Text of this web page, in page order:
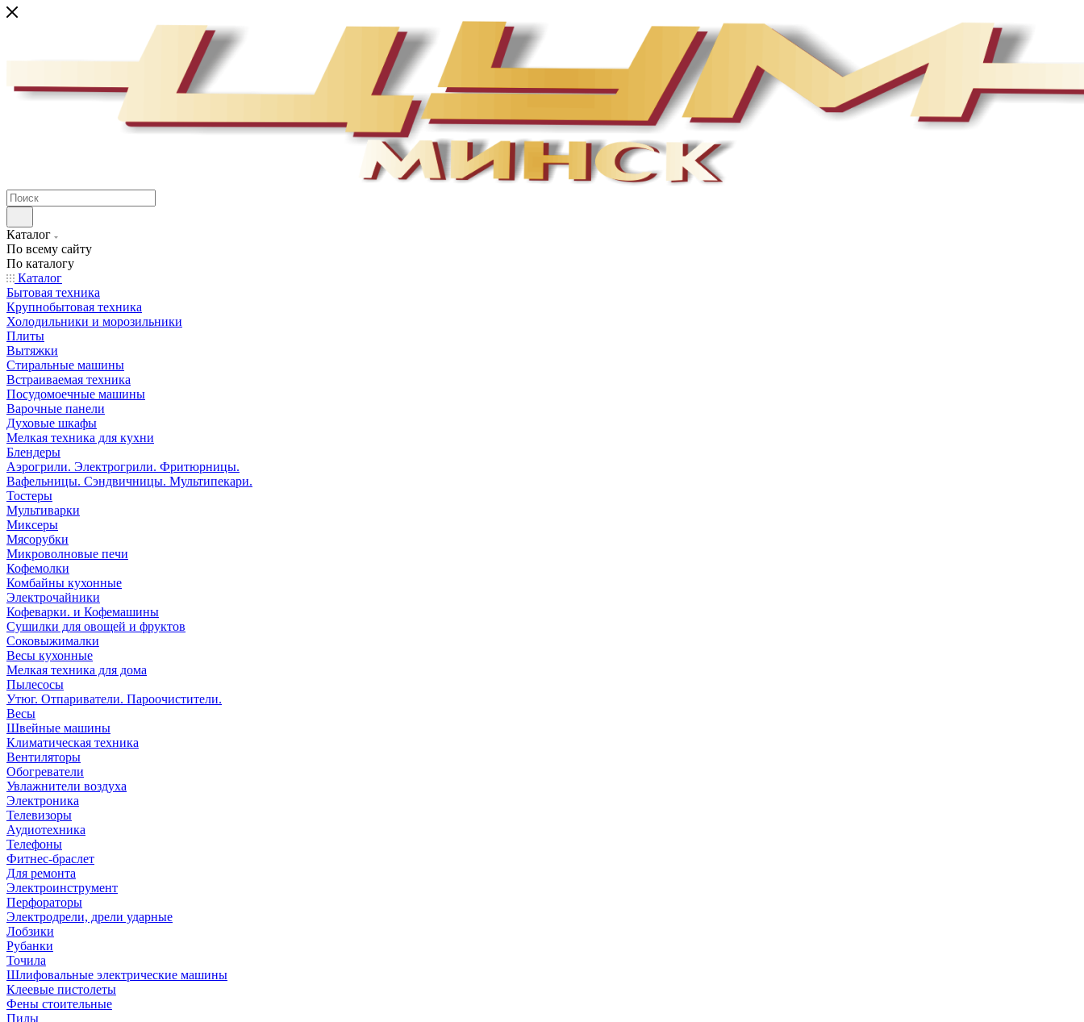
Каталог
По всему сайту
По каталогу
Каталог
Бытовая техника
Крупнобытовая техника
Холодильники и морозильники
Плиты
Вытяжки
Стиральные машины
Встраиваемая техника
Посудомоечные машины
Варочные панели
Духовые шкафы
Мелкая техника для кухни
Блендеры
Аэрогрили. Электрогрили. Фритюрницы.
Вафельницы. Сэндвичницы. Мультипекари.
Тостеры
Мультиварки
Миксеры
Мясорубки
Микроволновые печи
Кофемолки
Комбайны кухонные
Электрочайники
Кофеварки. и Кофемашины
Сушилки для овощей и фруктов
Соковыжималки
Весы кухонные
Мелкая техника для дома
Пылесосы
Утюг. Отпариватели. Пароочистители.
Весы
Швейные машины
Климатическая техника
Вентиляторы
Обогреватели
Увлажнители воздуха
Электроника
Телевизоры
Аудиотехника
Телефоны
Фитнес-браслет
Для ремонта
Электроинструмент
Перфораторы
Электродрели, дрели ударные
Лобзики
Рубанки
Точила
Шлифовальные электрические машины
Клеевые пистолеты
Фены стоительные
Пилы